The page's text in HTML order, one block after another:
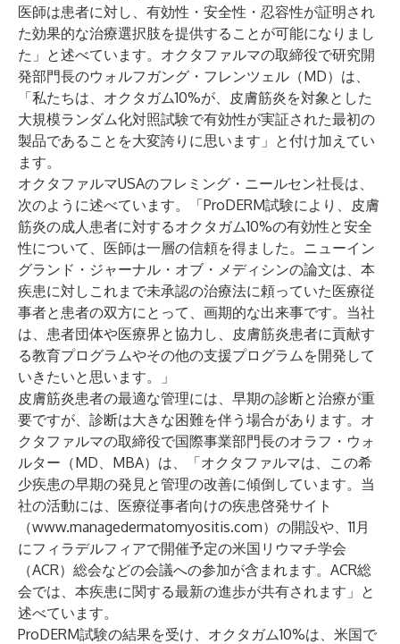
医師は患者に対し、有効性・安全性・忍容性が証明され
た効果的な治療選択肢を提供することが可能になりまし
た」と述べています。オクタファルマの取締役で研究開
発部門長のウォルフガング・フレンツェル（MD）は、
「私たちは、オクタガム10%が、皮膚筋炎を対象とした
大規模ランダム化対照試験で有効性が実証された最初の
製品であることを大変誇りに思います」と付け加えてい
ます。
オクタファルマUSAのフレミング・ニールセン社長は、
次のように述べています。「ProDERM試験により、皮膚
筋炎の成人患者に対するオクタガム10%の有効性と安全
性について、医師は一層の信頼を得ました。ニューイン
グランド・ジャーナル・オブ・メディシンの論文は、本
疾患に対しこれまで未承認の治療法に頼っていた医療従
事者と患者の双方にとって、画期的な出来事です。当社
は、患者団体や医療界と協力し、皮膚筋炎患者に貢献す
る教育プログラムやその他の支援プログラムを開発して
いきたいと思います。」
皮膚筋炎患者の最適な管理には、早期の診断と治療が重
要ですが、診断は大きな困難を伴う場合があります。オ
クタファルマの取締役で国際事業部門長のオラフ・ウォ
ルター（MD、MBA）は、「オクタファルマは、この希
少疾患の早期の発見と管理の改善に傾倒しています。当
社の活動には、医療従事者向けの疾患啓発サイト
（www.managedermatomyositis.com）の開設や、11月
にフィラデルフィアで開催予定の米国リウマチ学会
（ACR）総会などの会議への参加が含まれます。ACR総
会では、本疾患に関する最新の進歩が共有されます」と
述べています。
ProDERM試験の結果を受け、オクタガム10%は、米国で